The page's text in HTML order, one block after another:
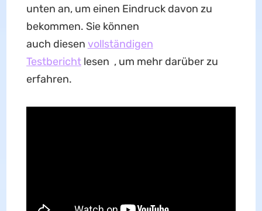
unten an, um einen Eindruck davon zu
bekommen. Sie können
auch diesen vollständigen
Testberichtlesen , um mehr darüber zu
erfahren.